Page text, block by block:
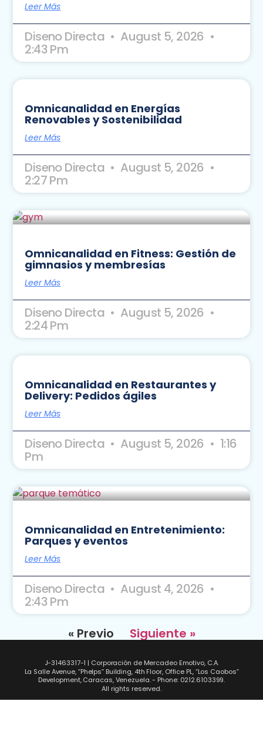
Leer Más
Diseno Directa August 5, 2026
2:43 Pm
Omnicanalidad en Energías
Renovables y Sostenibilidad
Leer Más
Diseno Directa August 5, 2026
2:27 Pm
Omnicanalidad en Fitness: Gestión de
gimnasios y membresías
Leer Más
Diseno Directa August 5, 2026
2:24 Pm
Omnicanalidad en Restaurantes y
Delivery: Pedidos ágiles
Leer Más
Diseno Directa August 5, 2026 1:16
Pm
Omnicanalidad en Entretenimiento:
Parques y eventos
Leer Más
Diseno Directa August 4, 2026
2:43 Pm
« Previo
Siguiente »
J-31463317-1 | Corporación de Mercadeo Emotivo, C.A.
La Salle Avenue, “Phelps” Building, 4th Floor, Office PL, “Los Caobos”
Development, Caracas, Venezuela. - Phone: 0212.6103399.
All rights reserved.